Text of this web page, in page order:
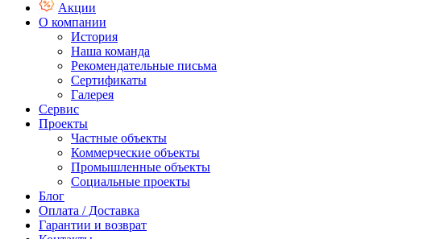
Акции
О компании
История
Наша команда
Рекомендательные письма
Сертификаты
Галерея
Сервис
Проекты
Частные объекты
Коммерческие объекты
Промышленные объекты
Социальные проекты
Блог
Оплата / Доставка
Гарантии и возврат